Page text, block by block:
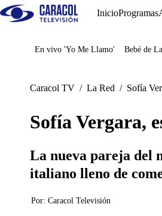
InicioProgramas
Juegos
En vivo 'Yo Me Llamo' Bebé de
Caracol TV / La Red / Sofía
Sofía Vergara,
La nueva pareja del
italiano lleno de
Por: Caracol Televisión